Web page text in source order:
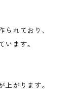
られており、
います。
上がります。